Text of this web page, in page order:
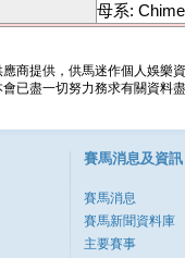
母系:
商提供，供馬迷作個人娛樂
已盡一切努力務求有關資料
賽馬消息及資訊
賽馬消息
賽馬新聞資料庫
主要賽事